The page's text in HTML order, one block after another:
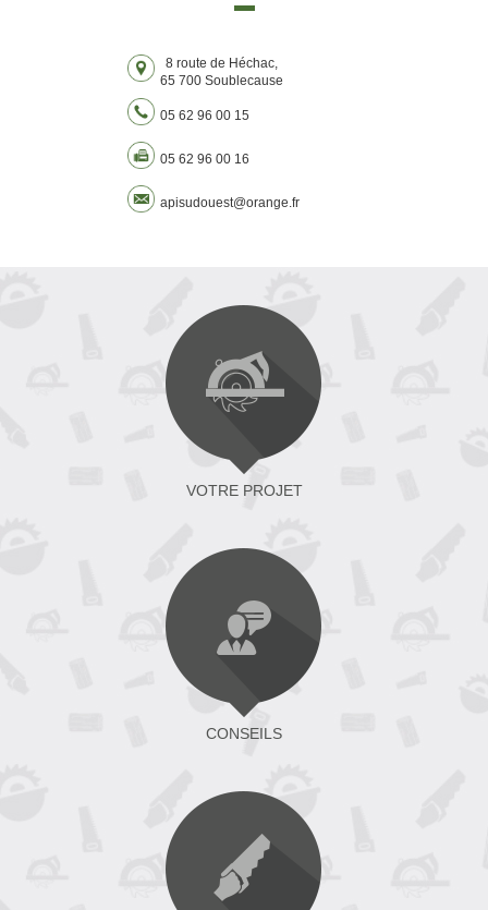
8 route de Héchac,
65 700 Soublecause
05 62 96 00 15
05 62 96 00 16
apisudouest@orange.fr
VOTRE PROJET
CONSEILS